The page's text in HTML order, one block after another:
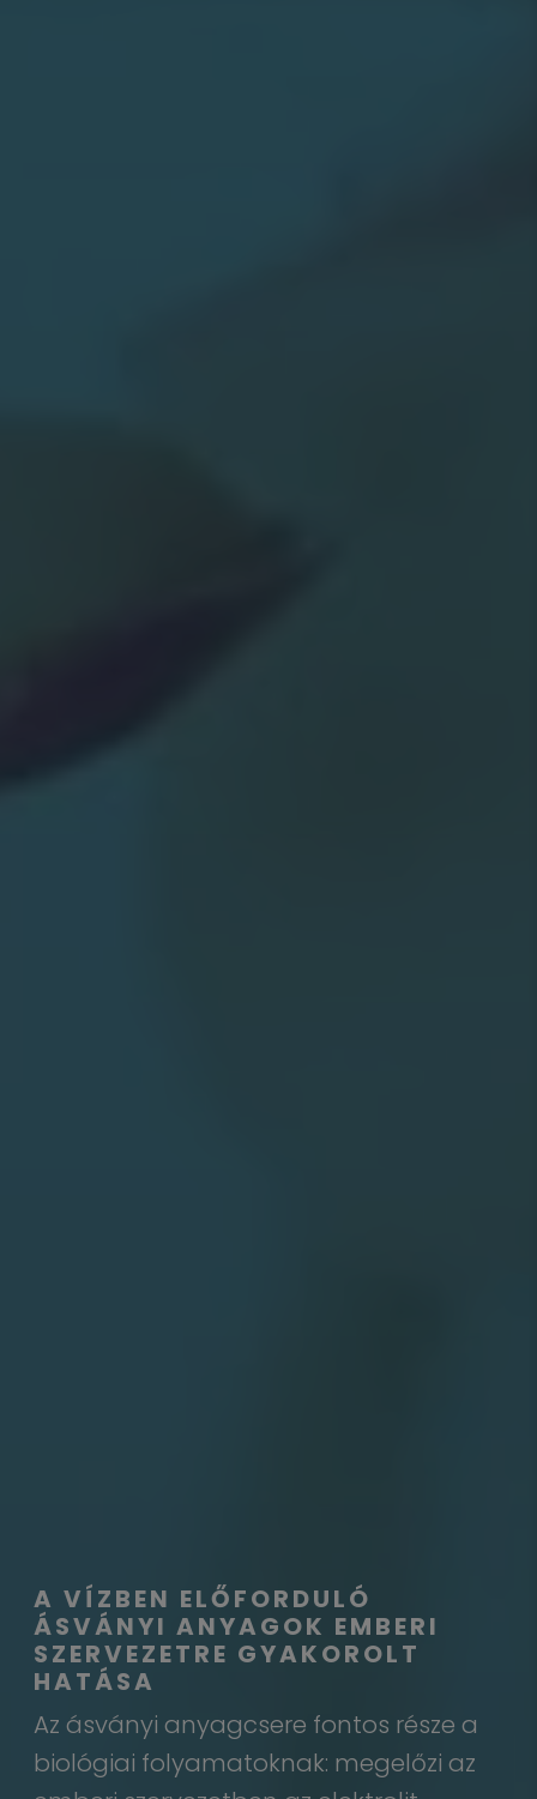
A VÍZBEN ELŐFORDULÓ
ÁSVÁNYI ANYAGOK EMBERI
SZERVEZETRE GYAKOROLT
HATÁSA
Az ásványi anyagcsere fontos része a
biológiai folyamatoknak: megelőzi az